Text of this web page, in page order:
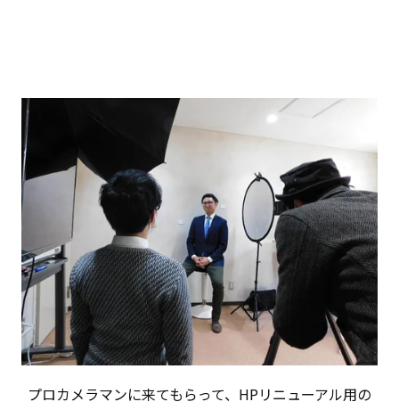
プロカメラマンに来てもらって、HPリニューアル用の